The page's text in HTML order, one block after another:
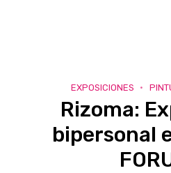
EXPOSICIONES
Rizoma:
bipersonal